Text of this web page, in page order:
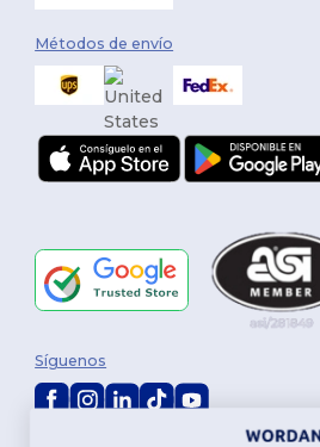
Métodos de envío
Síguenos